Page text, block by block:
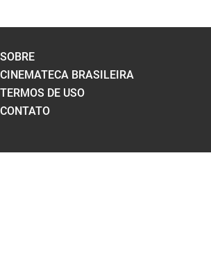
SOBRE
CINEMATECA BRASILEIRA
TERMOS DE USO
CONTATO